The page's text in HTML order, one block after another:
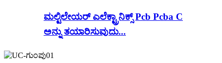
ಮಲ್ಟಿಲೇಯರ್ ಎಲೆಕ್ಟ್ರಾನಿಕ್ಸ್ Pcb Pcba C
ಅನ್ನು ತಯಾರಿಸುವುದು...